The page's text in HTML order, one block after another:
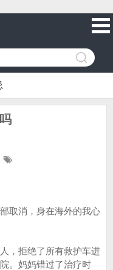
取消，身在海外的我心
，拒绝了所有救护车进
。妈妈错过了治疗时